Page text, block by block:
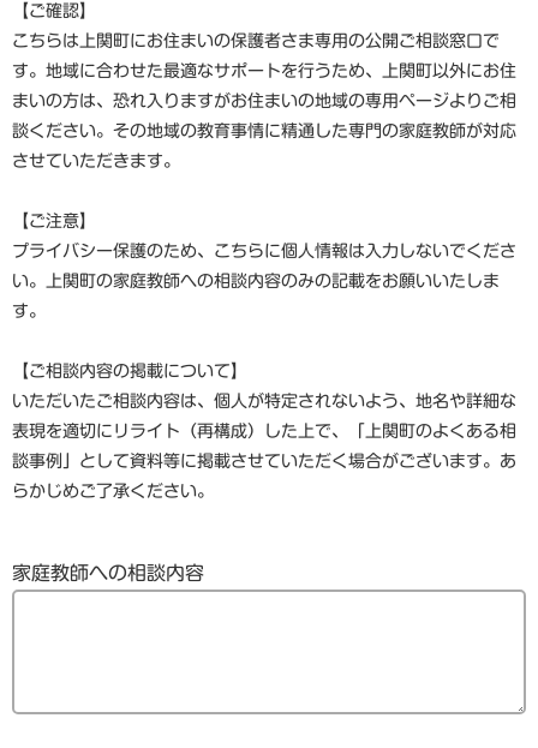
【ご確認】
こちらは上関町にお住まいの保護者さま専用の公開ご相談窓口で
す。地域に合わせた最適なサポートを行うため、上関町以外にお住
まいの方は、恐れ入りますがお住まいの地域の専用ページよりご相
談ください。その地域の教育事情に精通した専門の家庭教師が対応
させていただきます。
【ご注意】
プライバシー保護のため、こちらに個人情報は入力しないでくださ
い。上関町の家庭教師への相談内容のみの記載をお願いいたしま
す。
【ご相談内容の掲載について】
いただいたご相談内容は、個人が特定されないよう、地名や詳細な
表現を適切にリライト（再構成）した上で、「上関町のよくある相
談事例」として資料等に掲載させていただく場合がございます。あ
らかじめご了承ください。
家庭教師への相談内容